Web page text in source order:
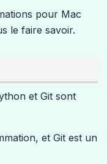
pour Mac
le faire savoir.
et Git sont
et Git est un